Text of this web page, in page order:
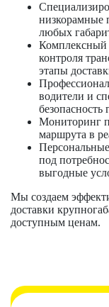
низкорамные
любых
Комплексный
контроля
этапы
водители и
безопасность
Мониторинг
маршрута в
под
выгодные
Мы создаем
доставки
доступным ценам.